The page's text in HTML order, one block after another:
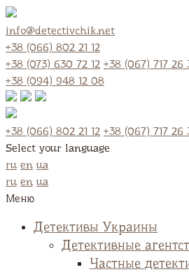
info@detectivchik.net
+38 (066) 802 21 12
+38 (073) 630 72 12 +38 (067) 717 26
+38 (094) 948 12 08
+38 (066) 802 21 12 +38 (067) 717 26
Select your language
ru en ua
ru en ua
Меню
Детективы Украины
Детективные
Частные